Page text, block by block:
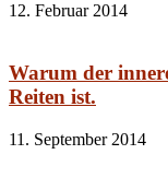
12. Februar 2014
Warum der
Reiten ist.
11. September 2014